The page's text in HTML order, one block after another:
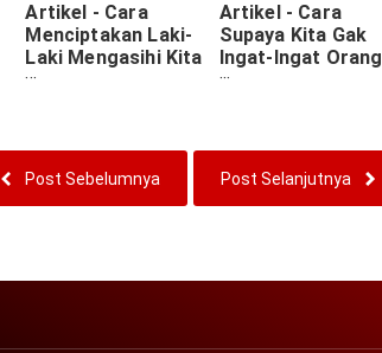
Artikel - Cara
Menciptakan Laki-
Laki Mengasihi Kita
Lagi
Artikel - Cara
Supaya Kita Gak
Ingat-Ingat Orang
Yang Kita Cintai
Post Selanjutnya
Post Sebelumnya